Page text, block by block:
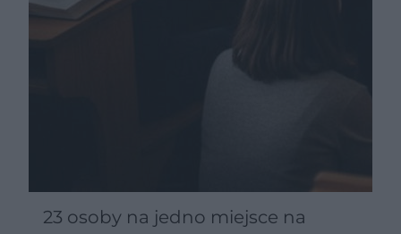
23 osoby na jedno miejsce na